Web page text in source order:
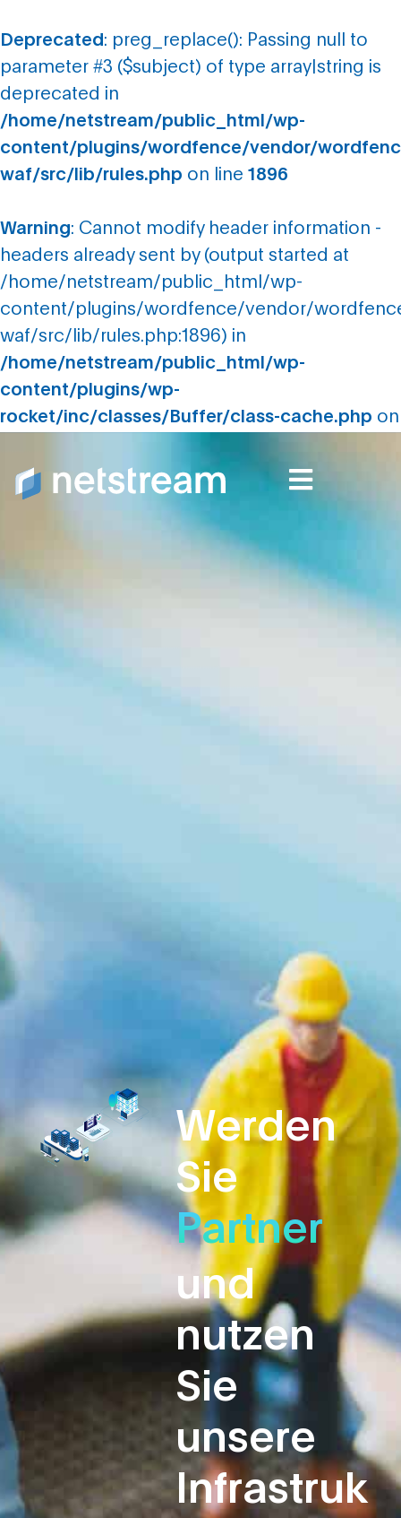
Deprecated : preg_replace(): Passing null to
parameter #3 ($subject) of type array|string is
deprecated in
/home/netstream/public_html/wp-
content/plugins/wordfence/vendor/
waf/src/lib/rules.php on line 1896
Warning: Cannot modify header information -
headers already sent by (output started at
/home/netstream/public_html/wp-
content/plugins/wordfence/vendor/
waf/src/lib/rules.php:1896) in
/home/netstream/public_html/wp-
content/plugins/wp-
rocket/inc/classes/Buffer/class-cache.php on
Partner
Werden
Sie
Partner
und
nutzen
Sie
unsere
Infrastruk